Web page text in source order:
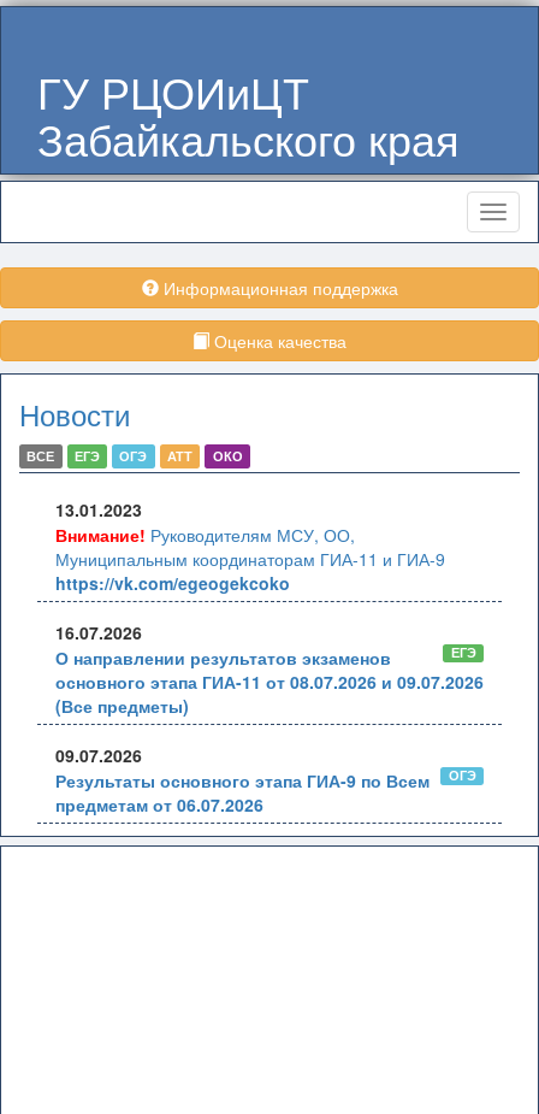
ГУ РЦОИиЦТ
Забайкальского края
Меню
Информационная поддержка
Оценка качества
Новости
ВСЕ ЕГЭ ОГЭ АТТ ОКО
13.01.2023
Внимание! Руководителям МСУ, ОО,
Муниципальным координаторам ГИА-11 и ГИА-9
https://vk.com/egeogekcoko
16.07.2026
ЕГЭ
О направлении результатов экзаменов
основного этапа ГИА-11 от 08.07.2026 и 09.07.2026
(Все предметы)
09.07.2026
ОГЭ
Результаты основного этапа ГИА-9 по Всем
предметам от 06.07.2026